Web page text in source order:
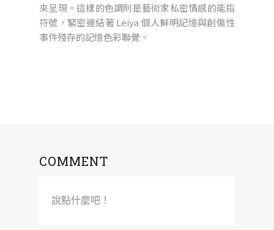
來呈現。這樣的色調則是藝術家私密情感的能指
符號，緊密連結著 Leiya 個人鮮明記憶與創傷性
事件殘存的記憶色彩聯覺。
COMMENT
說點什麼吧！